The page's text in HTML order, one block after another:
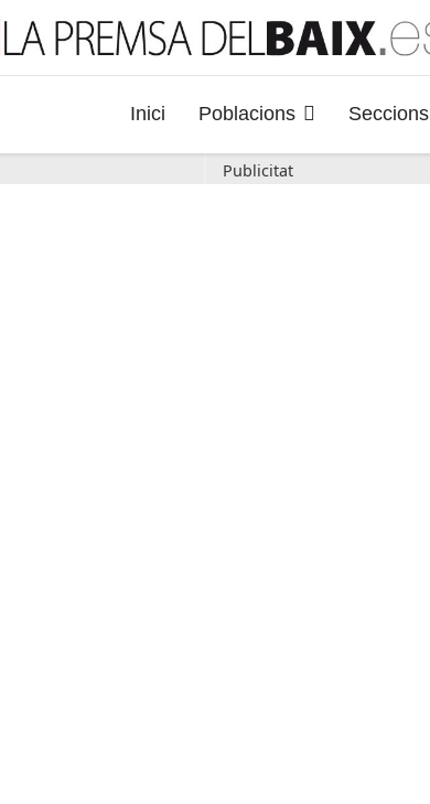
Inici Poblacions Seccions
Publicitat